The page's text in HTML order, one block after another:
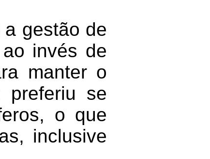
gestão de
invés de
manter o
preferiu se
o que
inclusive